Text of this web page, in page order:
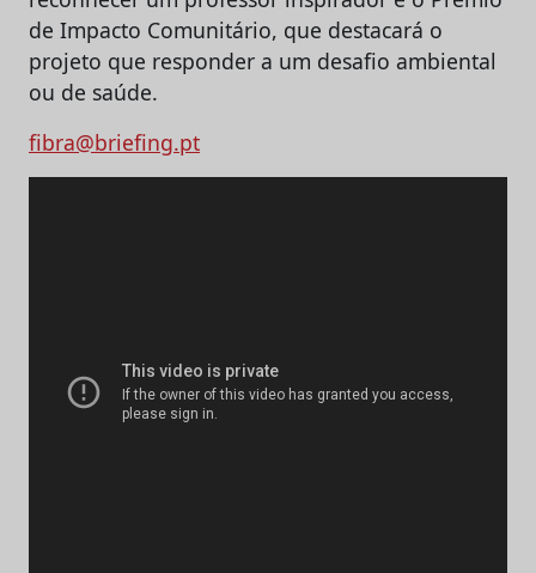
de Impacto Comunitário, que destacará o
projeto que responder a um desafio ambiental
ou de saúde.
fibra@briefing.pt